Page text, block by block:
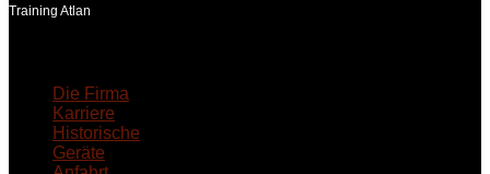
Training Atlan
Die Firma
Karriere
Historische
Geräte